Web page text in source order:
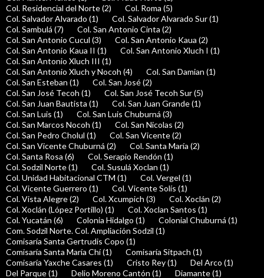
Col. Residencial del Norte (2)
Col. Roma (5)
Col. Salvador Alvarado (1)
Col. Salvador Alvarado Sur (1)
Col. Sambulá (7)
Col. San Antonio Cinta (2)
Col. San Antonio Cucul (3)
Col. San Antonio Kaua (2)
Col. San Antonio Kaua II (1)
Col. San Antonio Xluch I (1)
Col. San Antonio Xluch III (1)
Col. San Antonio Xluch y Nocoh (4)
Col. San Damian (1)
Col. San Esteban (1)
Col. San José (2)
Col. San José Tecoh (1)
Col. San José Tecoh Sur (5)
Col. San Juan Bautista (1)
Col. San Juan Grande (1)
Col. San Luis (1)
Col. San Luis Chuburná (3)
Col. San Marcos Nocoh (1)
Col. San Nicolas (2)
Col. San Pedro Cholul (1)
Col. San Vicente (2)
Col. San Vicente Chuburná (2)
Col. Santa María (2)
Col. Santa Rosa (6)
Col. Serapio Rendón (1)
Col. Sodzil Norte (1)
Col. Susulá Xoclan (1)
Col. Unidad Habitacional CTM (1)
Col. Vergel (1)
Col. Vicente Guerrero (1)
Col. Vicente Solís (1)
Col. Vista Alegre (2)
Col. Xcumpich (3)
Col. Xoclán (2)
Col. Xoclán (López Portillo) (1)
Col. Xoclan Santos (1)
Col. Yucatán (6)
Colonia Hidalgo (1)
Colonial Chuburná (1)
Com. Sodzil Norte. Col. Ampliación Sodzil (1)
Comisaría Santa Gertrudis Copo (1)
Comisaría Santa María Chí (1)
Comisaría Sitpach (1)
Comisaría Yaxche Casares (1)
Cristo Rey (1)
Del Arco (1)
Del Parque (1)
Delio Moreno Cantón (1)
Diamante (1)